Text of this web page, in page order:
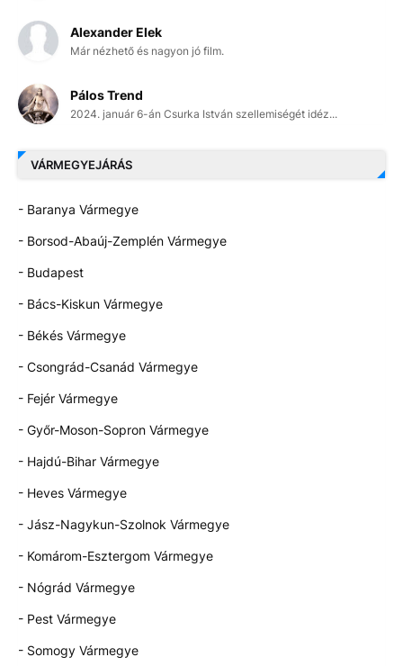
Alexander Elek
Már nézhető és nagyon jó film.
Pálos Trend
2024. január 6-án Csurka István szellemiségét idéz...
VÁRMEGYEJÁRÁS
- Baranya Vármegye
- Borsod-Abaúj-Zemplén Vármegye
- Budapest
- Bács-Kiskun Vármegye
- Békés Vármegye
- Csongrád-Csanád Vármegye
- Fejér Vármegye
- Győr-Moson-Sopron Vármegye
- Hajdú-Bihar Vármegye
- Heves Vármegye
- Jász-Nagykun-Szolnok Vármegye
- Komárom-Esztergom Vármegye
- Nógrád Vármegye
- Pest Vármegye
- Somogy Vármegye